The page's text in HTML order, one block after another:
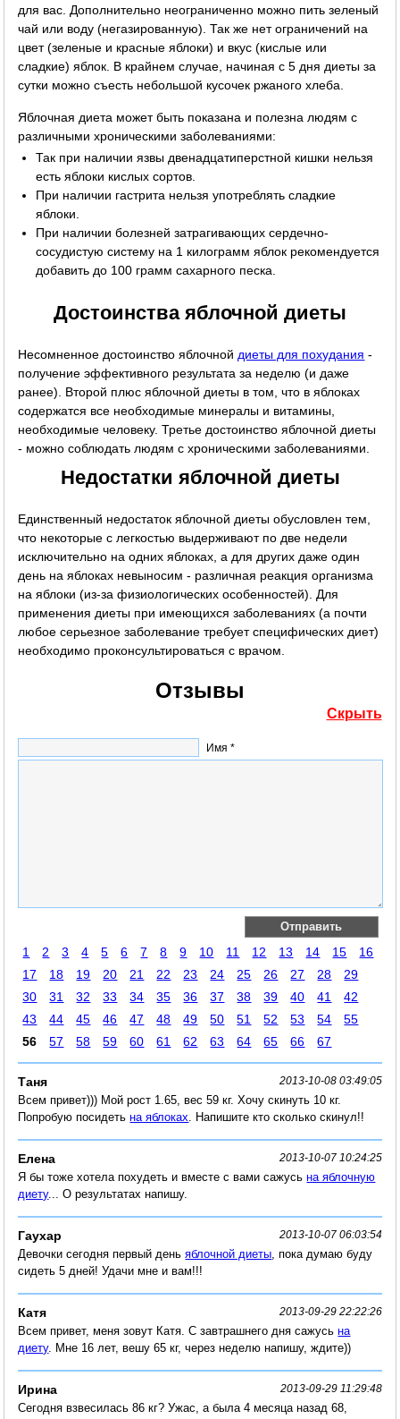
для вас. Дополнительно неограниченно можно пить зеленый
чай или воду (негазированную). Так же нет ограничений на
цвет (зеленые и красные яблоки) и вкус (кислые или
сладкие) яблок. В крайнем случае, начиная с 5 дня диеты за
сутки можно съесть небольшой кусочек ржаного хлеба.
Яблочная диета может быть показана и полезна людям с
различными хроническими заболеваниями:
Так при наличии язвы двенадцатиперстной кишки нельзя
есть яблоки кислых сортов.
При наличии гастрита нельзя употреблять сладкие
яблоки.
При наличии болезней затрагивающих сердечно-
сосудистую систему на 1 килограмм яблок рекомендуется
добавить до 100 грамм сахарного песка.
Достоинства яблочной диеты
Несомненное достоинство яблочной диеты для похудания -
получение эффективного результата за неделю (и даже
ранее). Второй плюс яблочной диеты в том, что в яблоках
содержатся все необходимые минералы и витамины,
необходимые человеку. Третье достоинство яблочной диеты
- можно соблюдать людям с хроническими заболеваниями.
Недостатки яблочной диеты
Единственный недостаток яблочной диеты обусловлен тем,
что некоторые с легкостью выдерживают по две недели
исключительно на одних яблоках, а для других даже один
день на яблоках невыносим - различная реакция организма
на яблоки (из-за физиологических особенностей). Для
применения диеты при имеющихся заболеваниях (а почти
любое серьезное заболевание требует специфических диет)
необходимо проконсультироваться с врачом.
Отзывы
Скрыть
Имя *
1 2 3 4 5 6 7 8 9 10 11 12 13 14 15
16
17
18 19 20 21 22 23 24 25 26 27 28
29
30
31 32 33 34 35 36 37 38 39 40 41
42
43
44 45 46 47 48 49 50 51 52 53 54
55
56
57 58 59 60 61 62 63 64 65 66 67
Таня 2013-10-08 03:49:05
Всем привет))) Мой рост 1.65, вес 59 кг. Хочу скинуть 10 кг.
Попробую посидетьна яблоках . Напишите кто сколько скинул!!
Елена 2013-10-07 10:24:25
Я бы тоже хотела похудеть и вместе с вами сажусьна яблочную
диету... О результатах напишу.
Гаухар 2013-10-07 06:03:54
Девочки сегодня первый деньяблочной диеты , пока думаю буду
сидеть 5 дней! Удачи мне и вам!!!
Катя 2013-09-29 22:22:26
Всем привет, меня зовут Катя. С завтрашнего дня сажусьна
диету. Мне 16 лет, вешу 65 кг, через неделю напишу, ждите))
Ирина 2013-09-29 11:29:48
Сегодня взвесилась 86 кг? Ужас, а была 4 месяца назад 68,